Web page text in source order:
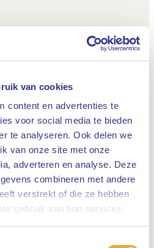
van cookies
content en advertenties te
voor social media te bieden
te analyseren. Ook delen we
van onze site met onze
adverteren en analyse. Deze
combineren met andere
verstrekt of die ze hebben
gebruik van hun services.
Sluiten